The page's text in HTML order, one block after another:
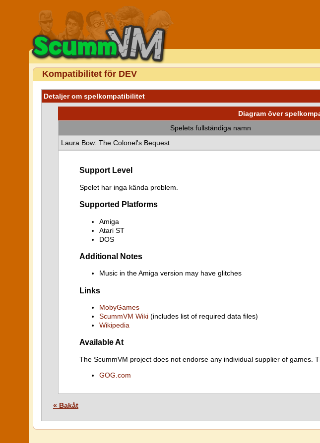
Kompatibilitet för DEV
Detaljer om spelkompatibilitet
Diagram över
Spelets fullständiga namn
Laura Bow: The Colonel's Bequest
Support Level
Spelet har inga kända problem.
Supported Platforms
Amiga
Atari ST
DOS
Additional Notes
Music in the Amiga version may have glitches
Links
MobyGames
ScummVM Wiki (includes list of required data files)
Wikipedia
Available At
The ScummVM project does not endorse any individual supplier of games.
GOG.com
« Bakåt